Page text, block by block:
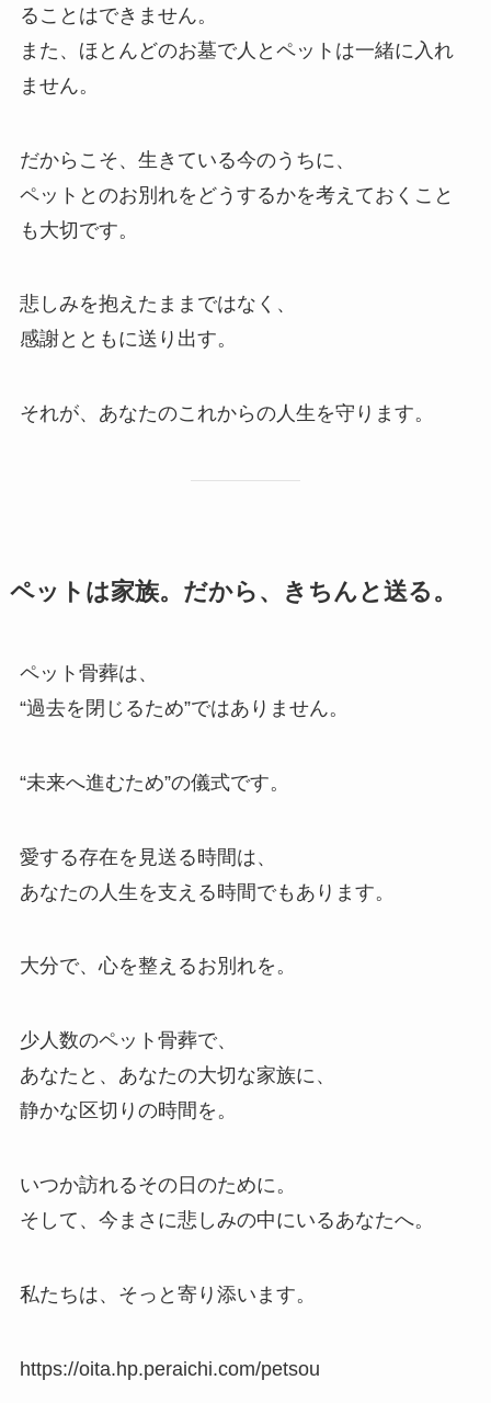
ることはできません。
また、ほとんどのお墓で人とペットは一緒に入れ
ません。
だからこそ、生きている今のうちに、
ペットとのお別れをどうするかを考えておくこと
も大切です。
悲しみを抱えたままではなく、
感謝とともに送り出す。
それが、あなたのこれからの人生を守ります。
ペットは​家族。​だから、​きちんと​送る。
ペット骨葬は、
“過去を閉じるため”ではありません。
“未来へ進むため”の儀式です。
愛する存在を見送る時間は、
あなたの人生を支える時間でもあります。
大分で、心を整えるお別れを。
少人数のペット骨葬で、
あなたと、あなたの大切な家族に、
静かな区切りの時間を。
いつか訪れるその日のために。
そして、今まさに悲しみの中にいるあなたへ。
私たちは、そっと寄り添います。
https://oita.hp.peraichi.com/petsou